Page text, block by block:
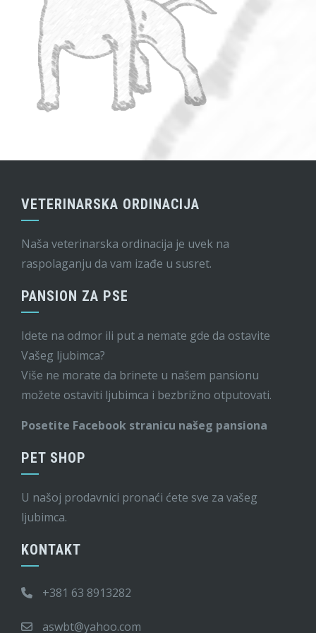
VETERINARSKA ORDINACIJA
Naša veterinarska ordinacija je uvek na
raspolaganju da vam izađe u susret.
PANSION ZA PSE
Idete na odmor ili put a nemate gde da ostavite
Vašeg ljubimca?
Više ne morate da brinete u našem pansionu
možete ostaviti ljubimca i bezbrižno otputovati.
Posetite Facebook stranicu našeg pansiona
PET SHOP
U našoj prodavnici pronaći ćete sve za vašeg
ljubimca.
KONTAKT
+381 63 8913282
aswbt@yahoo.com